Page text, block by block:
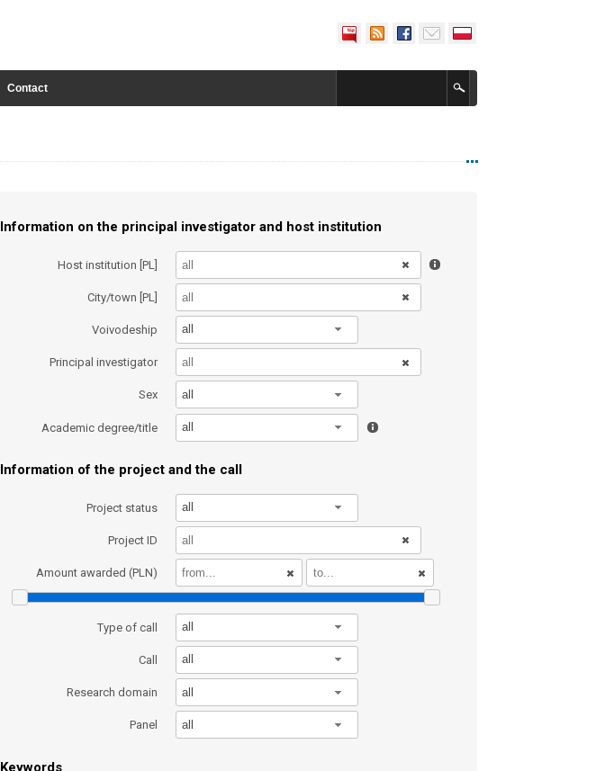
Contact
Information on the principal investigator and host institution
Host institution [PL]
City/town [PL]
Voivodeship all
Principal investigator
Sex all
Academic degree/title all
Information of the project and the call
Project status all
Project ID
Amount awarded (PLN)
Type of call all
Call all
Research domain all
Panel all
Keywords